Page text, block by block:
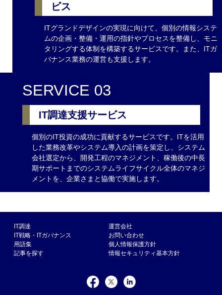
ビス
ITグランドデザインの実現に向けて、個別の情報システ
ムの企画・整備・運用の指針やプロセスを整備し、モニ
タリングする体制を構築するサービスです。また、ITガ
バナンス業務の運営も支援します。
SERVICE 03
IT調達支援サービス
個別のIT投資の成功に貢献するサービスです。ITを活用
した業務改革やシステム導入の計画を策定し、システム
会社選定から、開発工程のマネジメント、稼働後の中長
期サポートまでのシステムライフサイクル全体のマネジ
メントを、企業さまと協働で実施します。
IT調達
IT戦略・ITガバナンス
用語集
記事を探す
運営会社
お問い合わせ
個人情報保護方針
情報セキュリティ基本方針